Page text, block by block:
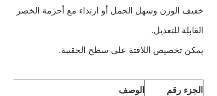
خفيف الوزن وسهل الحمل أو ارتداء مع أحزمة الخصر
القابلة للتعديل.
يمكن تخصيص اللافتة على سطح الحقيبة.
الجزء رقم
الوصف